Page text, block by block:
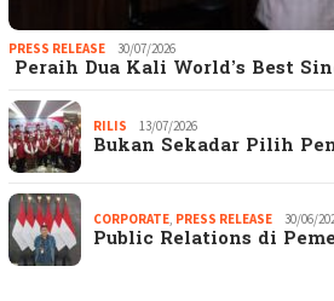
PRESS RELEASE 30/07/2026
Peraih Dua Kali World’s Best
RILIS 13/07/2026
Bukan Sekadar Pilih
CORPORATE, PRESS RELEASE 30/06/
Public Relations di